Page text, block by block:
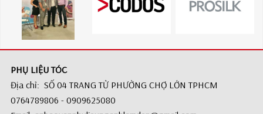
PHỤ LIỆU TÓC
Địa chỉ: SỐ 04 TRANG TỬ PHƯỜNG CHỢ LỚN TPHCM
0764789806 - 0909625080